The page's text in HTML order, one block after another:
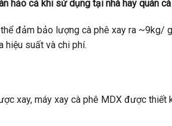
hảo cả khi sử dụng tại nhà hay quán
đảm bảo lượng cà phê xay ra ~9kg/
hiệu suất và chi phí.
xay, máy xay cà phê MDX được